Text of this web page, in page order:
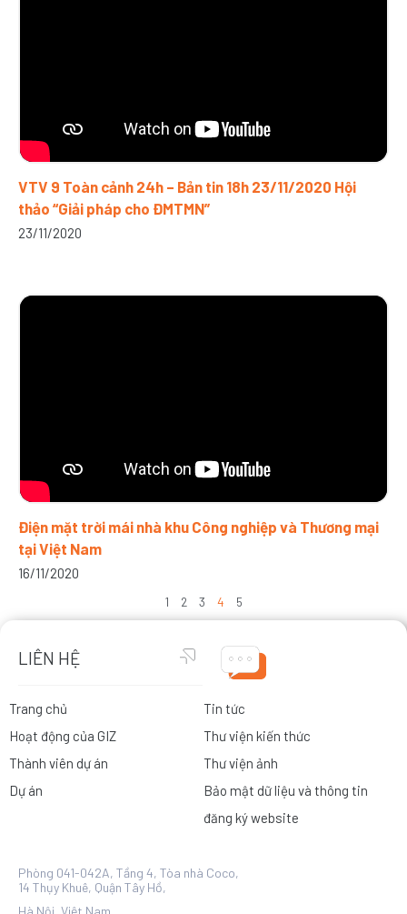
VTV 9 Toàn cảnh 24h – Bản tin 18h 23/11/2020 Hội
thảo “Giải pháp cho ĐMTMN”
23/11/2020
Điện mặt trời mái nhà khu Công nghiệp và Thương mại
tại Việt Nam
16/11/2020
1 2 3 4 5
LIÊN HỆ
Trang chủ
Hoạt động của GIZ
Thành viên dự án
Dự án
Tin tức
Thư viện kiến thức
Thư viện ảnh
Bảo mật dữ liệu và thông tin
đăng ký website
Phòng 041-042A, Tầng 4, Tòa nhà Coco,
14 Thụy Khuê, Quận Tây Hồ,
Hà Nội, Việt Nam